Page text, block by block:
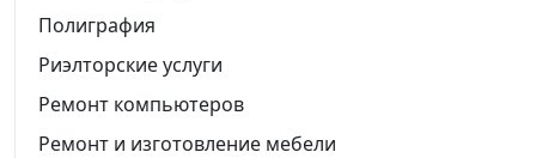
Полиграфия
Риэлторские услуги
Ремонт компьютеров
Ремонт и изготовление мебели